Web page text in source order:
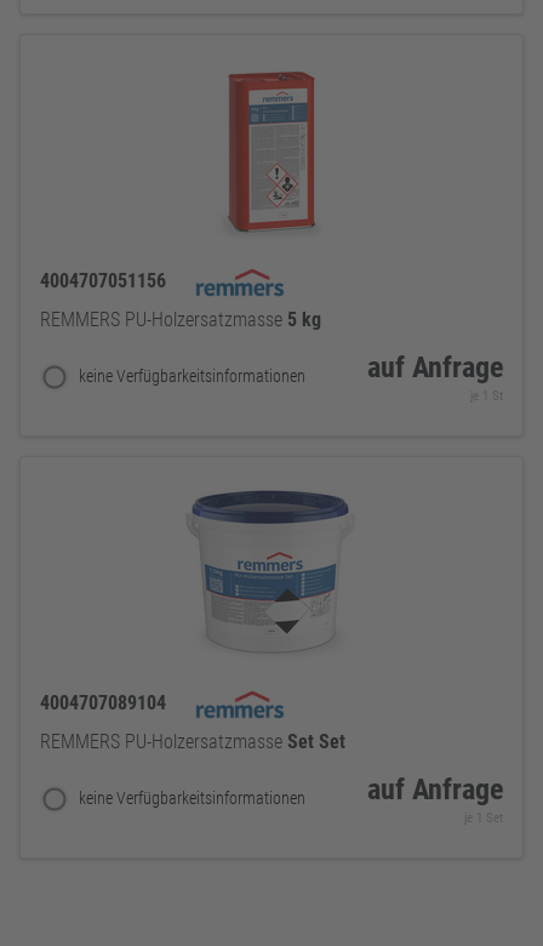
4004707051156
REMMERS PU-Holzersatzmasse 5 kg
keine Verfügbarkeitsinformationen auf Anfrage
je 1 St
4004707089104
REMMERS PU-Holzersatzmasse Set Set
keine Verfügbarkeitsinformationen auf Anfrage
je 1 Set